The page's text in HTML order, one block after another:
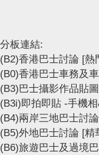
分板連結:
(B2)香港巴士討論 [熱
(B0)香港巴士車務及
(B3)巴士攝影作品貼
(B3i)即拍即貼 -手機
(B4)兩岸三地巴士討論
(B5)外地巴士討論 [精
(B6)旅遊巴士及過境